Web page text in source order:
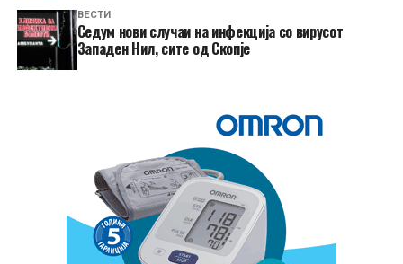
ВЕСТИ
Седум нови случаи на инфекција со вирусот
Западен Нил, сите од Скопје